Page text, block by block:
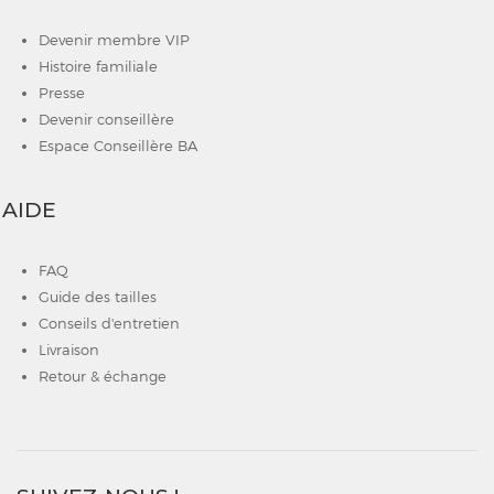
Devenir membre VIP
Histoire familiale
Presse
Devenir conseillère
Espace Conseillère BA
AIDE
FAQ
Guide des tailles
Conseils d'entretien
Livraison
Retour & échange